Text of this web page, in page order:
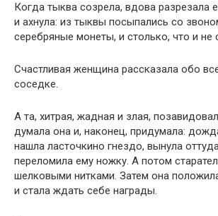
Когда тыква созрела, вдова разрезала
и ахнула: из тыквы посыпались со
серебряные монеты, и столько, что и не
Счастливая женщина рассказала обо
соседке.
А та, хитрая, жадная и злая,
думала она и, наконец, придумала:
нашла ласточкино гнездо, вынула
переломила ему ножку. А потом
шелковыми нитками. Затем она
и стала ждать себе награды.